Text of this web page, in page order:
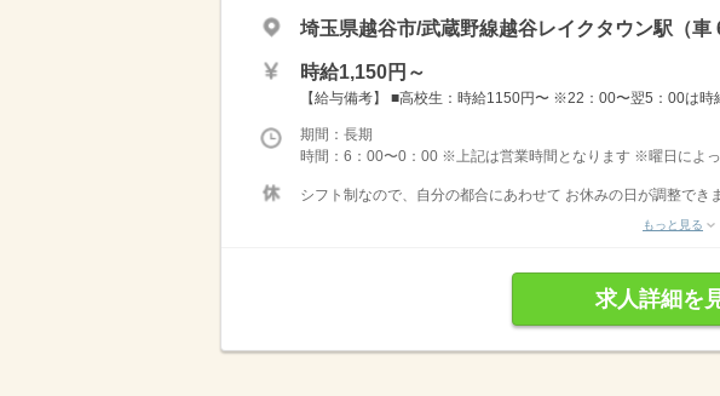
埼玉県越谷市/武蔵野線越谷レイクタウン駅（車
時給1,150円～
【給与備考】 ■高校生：時給1150円〜 ※22：00〜翌5：00は時
期間：長期
時間：6：00〜0：00 ※上記は営業時間となります ※曜日によ
シフト制なので、自分の都合にあわせて お休みの日が調整でき
もっと見る
求人詳細を